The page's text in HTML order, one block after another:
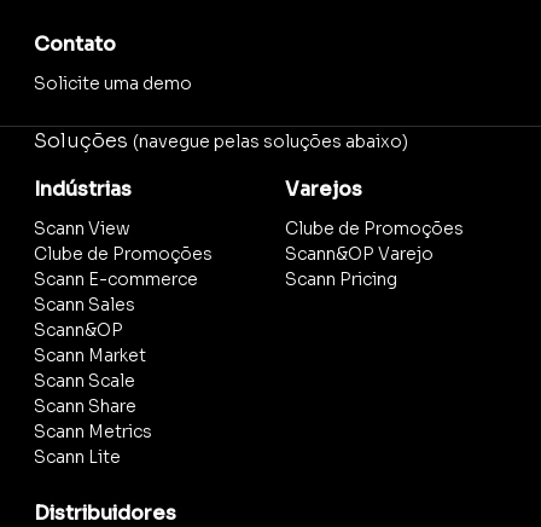
Contato
Solicite uma demo
Soluções (navegue pelas soluções abaixo)
Indústrias
Scann View
Clube de Promoções
Scann E-commerce
Scann Sales
Scann&OP
Scann Market
Scann Scale
Scann Share
Scann Metrics
Scann Lite
Varejos
Clube de Promoções
Scann&OP Varejo
Scann Pricing
Distribuidores